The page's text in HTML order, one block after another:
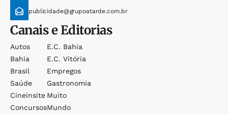
publicidade@grupoatarde.com.br
Canais e Editorias
Autos
Bahia
Brasil
Saúde
Cineinsite
Concursos
E.c. Bahia
E.c. Vitória
Empregos
Gastronomia
Muito
Mundo